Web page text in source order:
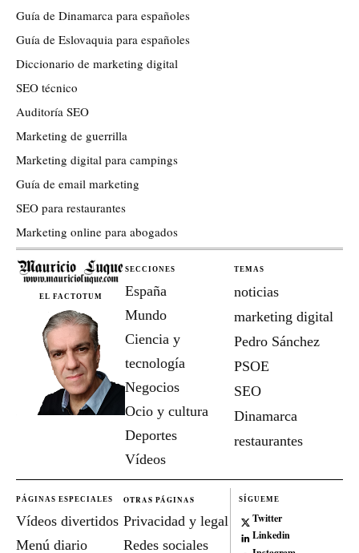
Guía de Dinamarca para españoles
Guía de Eslovaquia para españoles
Diccionario de marketing digital
SEO técnico
Auditoría SEO
Marketing de guerrilla
Marketing digital para campings
Guía de email marketing
SEO para restaurantes
Marketing online para abogados
EL FACTOTUM
SECCIONES
España
Mundo
Ciencia y
tecnología
Negocios
Ocio y cultura
Deportes
Vídeos
TEMAS
noticias
marketing digital
Pedro Sánchez
PSOE
SEO
Dinamarca
restaurantes
PÁGINAS ESPECIALES
Vídeos divertidos
Menú diario
OTRAS PÁGINAS
Privacidad y legal
Redes sociales
SÍGUEME
Twitter
Linkedin